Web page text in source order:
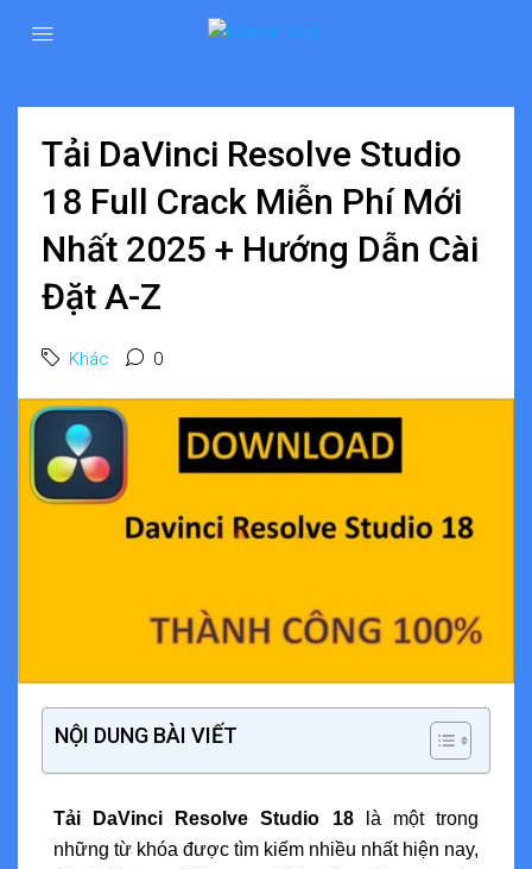
Tải DaVinci Resolve Studio
18 Full Crack Miễn Phí Mới
Nhất 2025 + Hướng Dẫn Cài
Đặt A-Z
Khác 0
NỘI DUNG BÀI VIẾT
Tải DaVinci Resolve Studio 18là một trong
những từ khóa được tìm kiếm nhiều nhất hiện nay,